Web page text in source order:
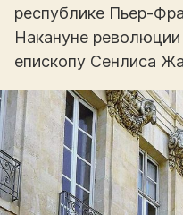
республике Пьер-
Накануне
епископу Сенлиса